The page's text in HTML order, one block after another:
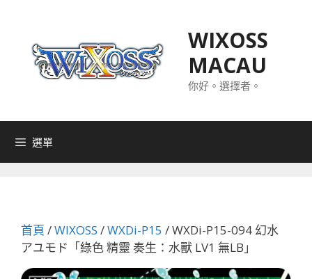
WIXOSS
MACAU
你好。選擇者。
選單
首頁 /WIXOSS /WXDi-P15 / WXDi-P15-094 幻水
アユモド「綠色 精靈 奏生：水獸 LV1 無LB」